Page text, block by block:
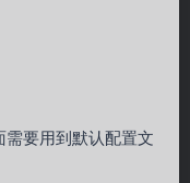
要用到默认配置文